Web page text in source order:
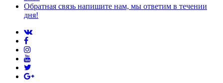
Обратная связь напишите нам, мы ответим в течении
дня!